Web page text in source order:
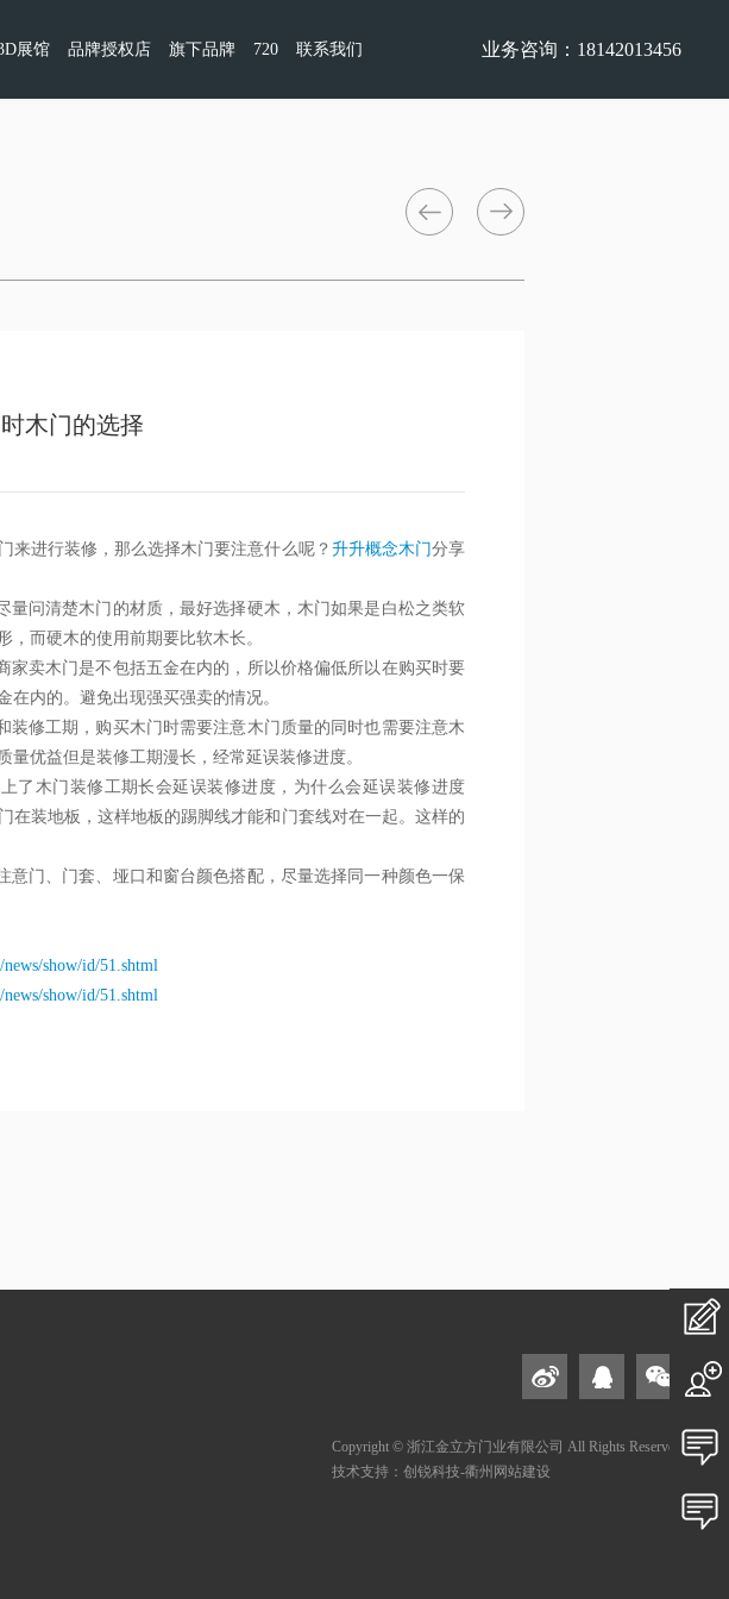
展馆 品牌授权店 旗下品牌 720 联系我们 业务咨询：18142013456
木门的选择
来进行装修，那么选择木门要注意什么呢？ 升升概念木门分享
量问清楚木门的材质，最好选择硬木，木门如果是白松之类软
，而硬木的使用前期要比软木长。
家卖木门是不包括五金在内的，所以价格偏低所以在购买时要
在内的。避免出现强买强卖的情况。
装修工期，购买木门时需要注意木门质量的同时也需要注意木
量优益但是装修工期漫长，经常延误装修进度。
了木门装修工期长会延误装修进度，为什么会延误装修进度
在装地板，这样地板的踢脚线才能和门套线对在一起。这样的
意门、门套、垭口和窗台颜色搭配，尽量选择同一种颜色一保
show/id/51.shtml
show/id/51.shtml
Copyright © 浙江金立方门业有限公司 All Rights Reserved
技术支持：创锐科技-衢州网站建设
在
私
投
售